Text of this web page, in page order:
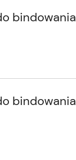
bindowania
bindowania